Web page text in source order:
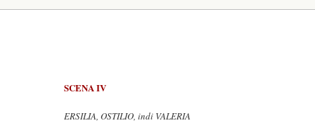
SCENA IV
ERSILIA, OSTILIO, indi VALERIA